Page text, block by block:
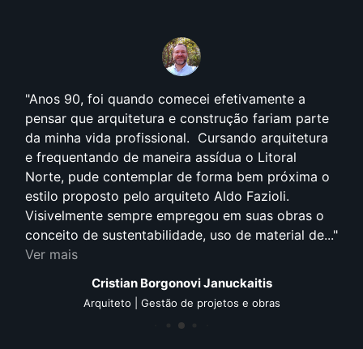
Anos 90, foi quando comecei efetivamente a
pensar que arquitetura e construção fariam parte
da minha vida profissional. Cursando arquitetura
e frequentando de maneira assídua o Litoral
Norte, pude contemplar de forma bem próxima o
estilo proposto pelo arquiteto Aldo Fazioli.
Visivelmente sempre empregou em suas obras o
conceito de sustentabilidade, uso de material de...
Ver mais
Cristian Borgonovi Januckaitis
Arquiteto | Gestão de projetos e obras